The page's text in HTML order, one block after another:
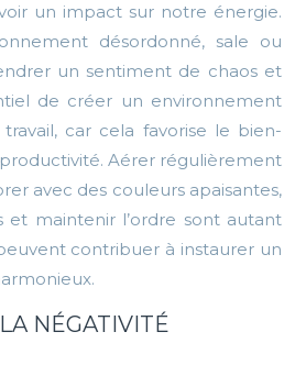
un impact sur notre énergie.
désordonné, sale ou
un sentiment de chaos et
de créer un environnement
car cela favorise le bien-
Aérer régulièrement
avec des couleurs apaisantes,
et maintenir l’ordre sont autant
contribuer à instaurer un
NÉGATIVITÉ